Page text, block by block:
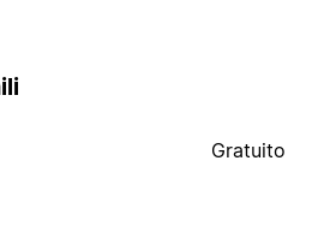
Gratuito